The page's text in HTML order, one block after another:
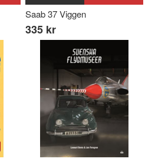
Saab 37 Viggen
335 kr